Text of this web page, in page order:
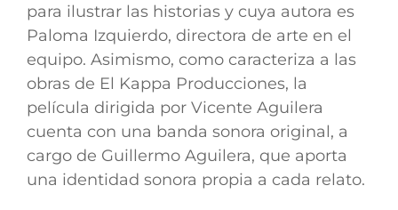
para ilustrar las historias y cuya autora es
Paloma Izquierdo, directora de arte en el
equipo. Asimismo, como caracteriza a las
obras de El Kappa Producciones, la
película dirigida por Vicente Aguilera
cuenta con una banda sonora original, a
cargo de Guillermo Aguilera, que aporta
una identidad sonora propia a cada relato.